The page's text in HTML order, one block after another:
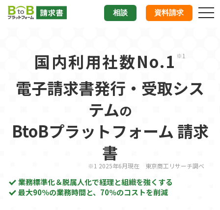
相談 資料請求
国内利用社数No.1 ※1
電子請求書発行・受取シス
テムの
BtoBプラットフォーム 請求
書
※1 2025年6月現在 東京商工リサーチ調べ
業務標準化＆脱属人化で経理と組織を強くする
最大90％の業務時間と、70％のコストを削減